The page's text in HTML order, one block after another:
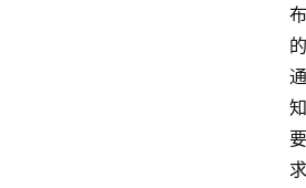
布
的
通
知
要
求